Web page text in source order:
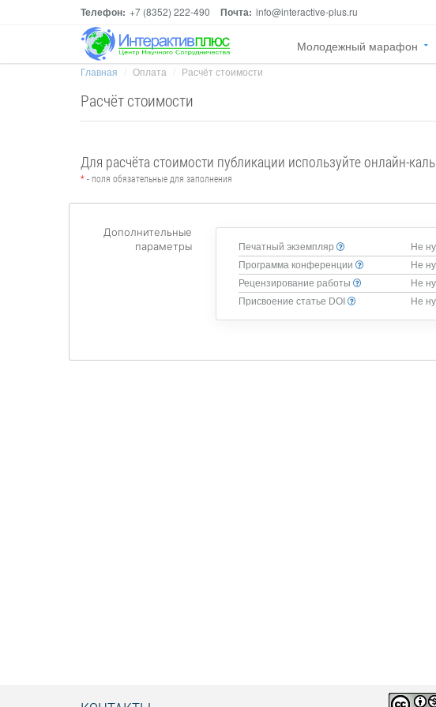
Телефон: +7 (8352) 222-490 Почта: info@interactive-plus.ru
Молодежный марафон
Главная Оплата Расчёт стоимости
Расчёт стоимости
Для расчёта стоимости публикации используйте онлайн-
* - поля обязательные для заполнения
Дополнительные
параметры
Печатный экземпляр Не
Программа конференции
Не
Рецензирование работы
Не
Присвоение статье DOI
Не